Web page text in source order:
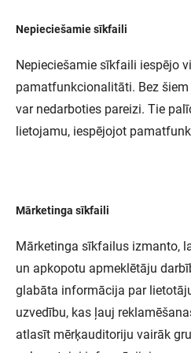
LN INDV D 1500
Nepieciešamie sīkfaili
Nepieciešamie sīkfaili iespējo
pamatfunkcionalitāti. Bez
var nedarboties pareizi. Tie
lietojamu, iespējojot
Mārketinga sīkfaili
Mārketinga sīkfailus izmanto,
un apkopotu apmeklētāju
glabāta informācija par
uzvedību, kas ļauj
atlasīt mērķauditoriju vairāk